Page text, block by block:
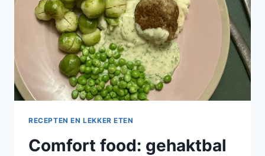
RECEPTEN EN LEKKER ETEN
Comfort food: gehaktbal